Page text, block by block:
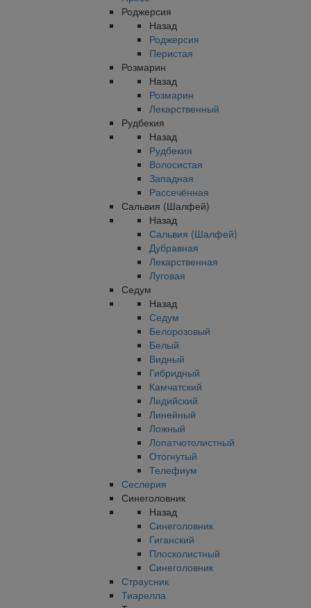
Роджерсия
Назад
Роджерсия
Перистая
Розмарин
Назад
Розмарин
Лекарственный
Рудбекия
Назад
Рудбекия
Волосистая
Западная
Рассечённая
Сальвия (Шалфей)
Назад
Сальвия (Шалфей)
Дубравная
Лекарственная
Луговая
Седум
Назад
Седум
Белорозовый
Белый
Видный
Гибридный
Камчатский
Лидийский
Линейный
Ложный
Лопатчотолистный
Отогнутый
Телефиум
Сеслерия
Синеголовник
Назад
Синеголовник
Гиганский
Плосколистный
Синеголовник
Страусник
Тиарелла